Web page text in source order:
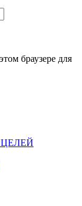
браузере для